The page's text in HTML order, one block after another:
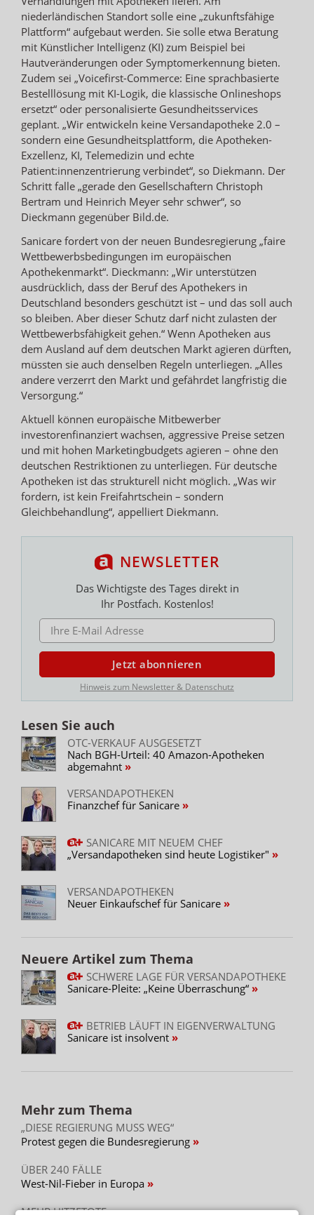
niederländischen Standort solle eine „zukunftsfähige
Plattform“ aufgebaut werden. Sie solle etwa Beratung
mit Künstlicher Intelligenz (KI) zum Beispiel bei
Hautveränderungen oder Symptomerkennung bieten.
Zudem sei „Voicefirst-Commerce: Eine sprachbasierte
Bestelllösung mit KI-Logik, die klassische Onlineshops
ersetzt“ oder personalisierte Gesundheitsservices
geplant. „Wir entwickeln keine Versandapotheke 2.0 –
sondern eine Gesundheitsplattform, die Apotheken-
Exzellenz, KI, Telemedizin und echte
Patient:innenzentrierung verbindet“, so Diekmann. Der
Schritt falle „gerade den Gesellschaftern Christoph
Bertram und Heinrich Meyer sehr schwer“, so
Dieckmann gegenüber Bild.de.
Sanicare fordert von der neuen Bundesregierung „faire
Wettbewerbsbedingungen im europäischen
Apothekenmarkt“. Dieckmann: „Wir unterstützen
ausdrücklich, dass der Beruf des Apothekers in
Deutschland besonders geschützt ist – und das soll auch
so bleiben. Aber dieser Schutz darf nicht zulasten der
Wettbewerbsfähigkeit gehen.“ Wenn Apotheken aus
dem Ausland auf dem deutschen Markt agieren dürften,
müssten sie auch denselben Regeln unterliegen. „Alles
andere verzerrt den Markt und gefährdet langfristig die
Versorgung.“
Aktuell können europäische Mitbewerber
investorenfinanziert wachsen, aggressive Preise setzen
und mit hohen Marketingbudgets agieren – ohne den
deutschen Restriktionen zu unterliegen. Für deutsche
Apotheken ist das strukturell nicht möglich. „Was wir
fordern, ist kein Freifahrtschein – sondern
Gleichbehandlung“, appelliert Diekmann.
NEWSLETTER
Das Wichtigste des Tages direkt in
Ihr Postfach. Kostenlos!
E-MAIL ADRESSE
Jetzt abonnieren
Hinweis zum Newsletter & Datenschutz
Lesen Sie auch
OTC-VERKAUF AUSGESETZT
Nach BGH-Urteil: 40 Amazon-Apotheken
abgemahnt
VERSANDAPOTHEKEN
Finanzchef für Sanicare
SANICARE MIT NEUEM CHEF
„Versandapotheken sind heute Logistiker"
VERSANDAPOTHEKEN
Neuer Einkaufschef für Sanicare
Neuere Artikel zum Thema
SCHWERE LAGE FÜR VERSANDAPOTHEKE
Sanicare-Pleite: „Keine Überraschung“
BETRIEB LÄUFT IN EIGENVERWALTUNG
Sanicare ist insolvent
Mehr zum Thema
„DIESE REGIERUNG MUSS WEG“
Protest gegen die Bundesregierung
ÜBER 240 FÄLLE
West-Nil-Fieber in Europa
MEHR HITZETOTE